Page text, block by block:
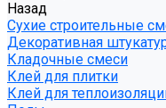
Назад
Сухие строительные
Декоративная
Кладочные смеси
Клей для плитки
Клей для